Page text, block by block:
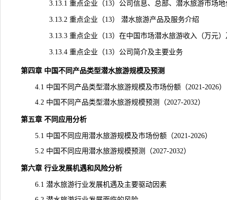
3.13.1 重点企业（13）公司信息、总部、潜水旅游市场地
3.13.2 重点企业（13） 潜水旅游产品及服务介绍
3.13.3 重点企业（13）在中国市场潜水旅游收入（万元）
3.13.4 重点企业（13）公司简介及主要业务
第四章 中国不同产品类型潜水旅游规模及预测
4.1 中国不同产品类型潜水旅游规模及市场份额（2021-2026）
4.2 中国不同产品类型潜水旅游规模预测（2027-2032）
第五章 不同应用分析
5.1 中国不同应用潜水旅游规模及市场份额（2021-2026）
5.2 中国不同应用潜水旅游规模预测（2027-2032）
第六章 行业发展机遇和风险分析
6.1 潜水旅游行业发展机遇及主要驱动因素